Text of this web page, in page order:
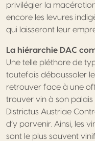
privilégier la
encore les levures
qui laisseront leur
La hiérarchie DAC
Une telle pléthore de
toutefois déboussoler
retrouver face à une
trouver vin à son palais
Districtus Austriae
d’y parvenir. Ainsi, les
sont le plus souvent